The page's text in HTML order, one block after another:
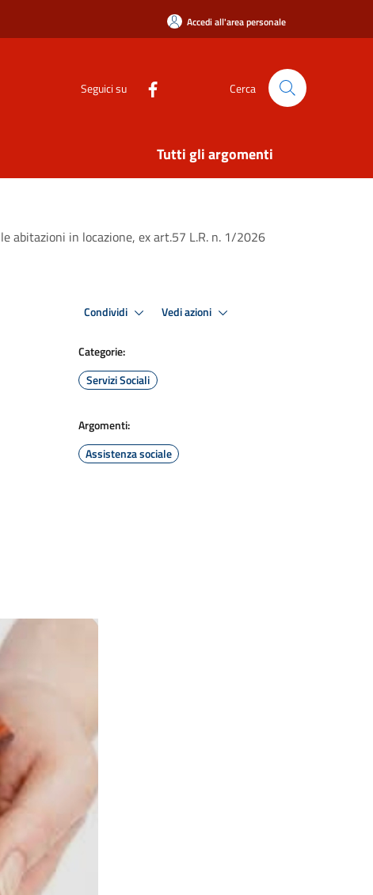
Accedi all'area personale
Seguici su Cerca
Tutti gli argomenti
abitazioni in locazione, ex art.57 L.R. n. 1/2026
Condividi Vedi azioni
Categorie:
Servizi Sociali
Argomenti:
Assistenza sociale